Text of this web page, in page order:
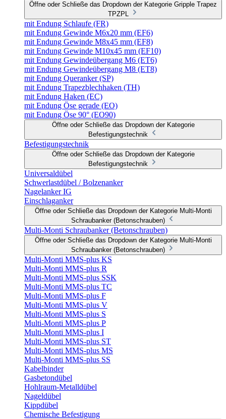
Öffne oder Schließe das Dropdown der Kategorie Gripple Trapez
TPZPL
mit Endung Schlaufe (FR)
mit Endung Gewinde M6x20 mm (EF6)
mit Endung Gewinde M8x45 mm (EF8)
mit Endung Gewinde M10x45 mm (EF10)
mit Endung Gewindeübergang M6 (ET6)
mit Endung Gewindeübergang M8 (ET8)
mit Endung Queranker (SP)
mit Endung Trapezblechhaken (TH)
mit Endung Haken (EC)
mit Endung Öse gerade (EO)
mit Endung Öse 90° (EO90)
Öffne oder Schließe das Dropdown der Kategorie
Befestigungstechnik
Befestigungstechnik
Öffne oder Schließe das Dropdown der Kategorie
Befestigungstechnik
Universaldübel
Schwerlastdübel / Bolzenanker
Nagelanker IG
Einschlaganker
Öffne oder Schließe das Dropdown der Kategorie Multi-Monti
Schraubanker (Betonschrauben)
Multi-Monti Schraubanker (Betonschrauben)
Öffne oder Schließe das Dropdown der Kategorie Multi-Monti
Schraubanker (Betonschrauben)
Multi-Monti MMS-plus KS
Multi-Monti MMS-plus R
Multi-Monti MMS-plus SSK
Multi-Monti MMS-plus TC
Multi-Monti MMS-plus F
Multi-Monti MMS-plus V
Multi-Monti MMS-plus S
Multi-Monti MMS-plus P
Multi-Monti MMS-plus I
Multi-Monti MMS-plus ST
Multi-Monti MMS-plus MS
Multi-Monti MMS-plus SS
Kabelbinder
Gasbetondübel
Hohlraum-Metalldübel
Nageldübel
Kippdübel
Chemische Befestigung